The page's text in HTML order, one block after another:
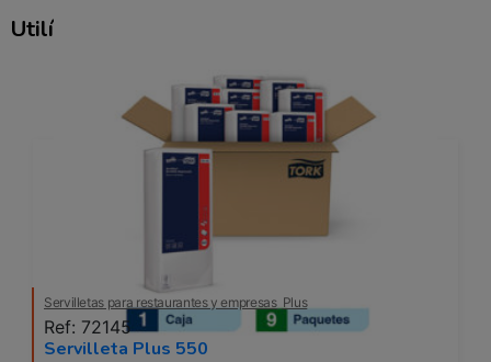
Utilízalo con estos productos
Servilletas para restaurantes y empresas Plus
Ref: 72145
Servilleta Plus 550